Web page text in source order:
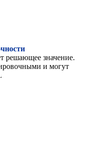
решающее значение.
и могут